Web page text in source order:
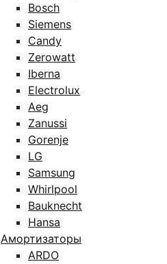
Bosch
Siemens
Candy
Zerowatt
Iberna
Electrolux
Aeg
Zanussi
Gorenje
LG
Samsung
Whirlpool
Bauknecht
Hansa
Амортизаторы
ARDO